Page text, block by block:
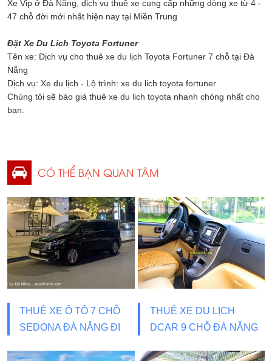
Xe Vip ở Đà Nẵng, dịch vụ thuê xe cung cấp những dòng xe từ 4 -
47 chỗ đời mới nhất hiện nay tại Miền Trung
Đặt Xe Du Lich Toyota Fortuner
Tên xe: Dịch vụ cho thuê xe du lịch Toyota Fortuner 7 chỗ tại Đà
Nẵng
Dịch vụ: Xe du lịch - Lộ trình: xe du lich toyota fortuner
Chúng tôi sẽ báo giá thuê xe du lich toyota nhanh chóng nhất cho
bạn.
CÓ THỂ BẠN QUAN TÂM
THUÊ XE Ô TÔ 7 CHỖ
SEDONA ĐÀ NẴNG ĐI
THUÊ XE DU LỊCH
DCAR 9 CHỖ ĐÀ NẴNG